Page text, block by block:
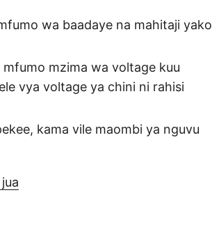
wa baadaye na mahitaji yako
mzima wa voltage kuu
vya voltage ya chini ni rahisi
kama vile maombi ya nguvu